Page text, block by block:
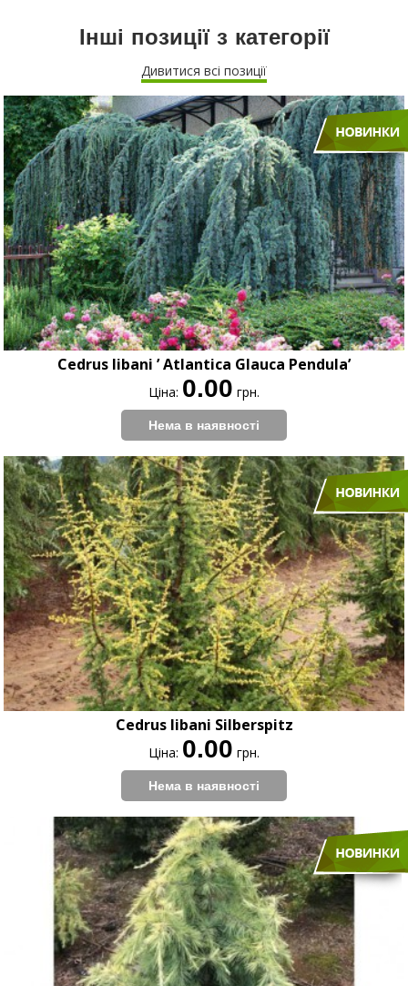
Інші позиції з категорії
Дивитися всі позиції
Cedrus libani ’ Atlantica Glauca Pendula’
Ціна: 0.00 грн.
Cedrus libani Silberspitz
Ціна: 0.00 грн.